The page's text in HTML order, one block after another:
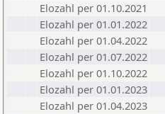
Elozahl per 01.10.2021
Elozahl per 01.01.2022
Elozahl per 01.04.2022
Elozahl per 01.07.2022
Elozahl per 01.10.2022
Elozahl per 01.01.2023
Elozahl per 01.04.2023